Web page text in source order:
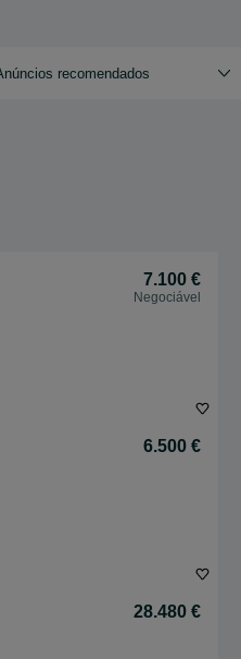
recomendados
7.100 €
Negociável
6.500 €
28.480 €